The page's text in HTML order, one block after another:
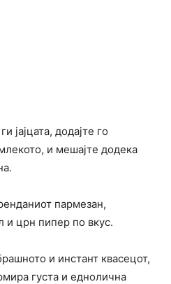
јајцата, додајте го
и мешајте додека
пармезан,
и црн пипер по вкус.
и инстант квасецот,
густа и еднолична